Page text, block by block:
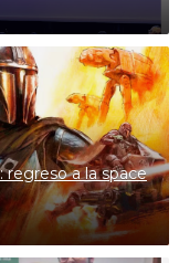
regreso a la space